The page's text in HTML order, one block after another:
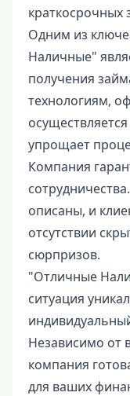
Одним из
Наличные"
получения
технологиям,
упрощает
Компания
описаны, и
отсутствии
сюрпризов.
"Отличные
ситуация
Независимо от
компания
для ваших